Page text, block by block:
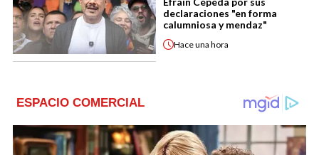
declaraciones "en forma
calumniosa y mendaz"
Haceuna hora